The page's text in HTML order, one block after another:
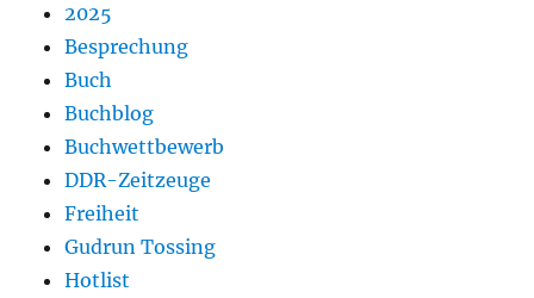
2025
Besprechung
Buch
Buchblog
Buchwettbewerb
DDR-Zeitzeuge
Freiheit
Gudrun Tossing
Hotlist